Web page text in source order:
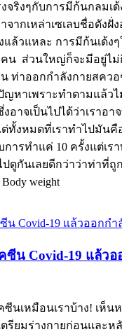
จริงๆกับการมีก้นกลมเ
ากเหล่าเซเลบชื่อดังฝั่
แล้วแหละ การมีก้นเด้ง
น ส่วนใหญ่ก็จะมีอยู่ไ
น ท่าออกกำลังกายสคว
หาเพราะทำตามแล้วไ
อาจเป็นไปได้ว่าเราอ
ต่ทั้งหมดที่เราทำไปมัน
การทำแค่ 10 ครั้งแต่เร
ดูกันเลยดีกว่าว่าท่าที่ถู
weight
น Covid-19 แล้วอ
นเหมือนเราบ้าง! เห็น
รียมร่างกายก่อนและห